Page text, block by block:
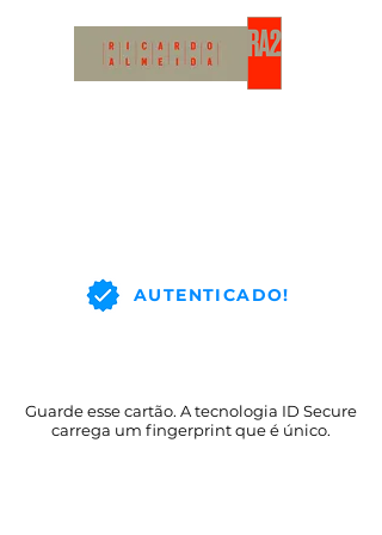
AUTENTICADO!
Guarde esse cartão. A tecnologia ID Secure
carrega um fingerprint que é único.